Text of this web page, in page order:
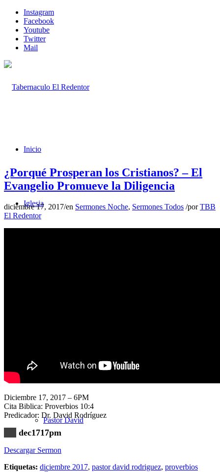
Instagram
Facebook
Youtube
Twitter
Mail
Inicio
Iglesia
Campaña Pro-templo
Pastor David
¿Porqué Prosperan los Cristianos? – El
Evangelio Promueve la Diligencia
diciembre 17, 2017/en Sermones Noche, Sermones Todos /porTBB
El Redentor
Diciembre 17, 2017 – 6PM
Cita Biblica: Proverbios 10:4
Predicador: Dr. David Rodríguez
dec1717pm
Descargar Sermon
Etiquetas: diciembre 2017, pastor david rodriguez, proverbios